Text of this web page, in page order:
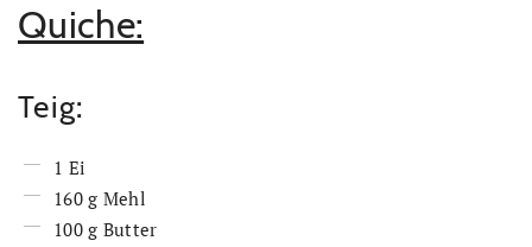
Quiche:
Teig:
1 Ei
160 g Mehl
100 g Butter